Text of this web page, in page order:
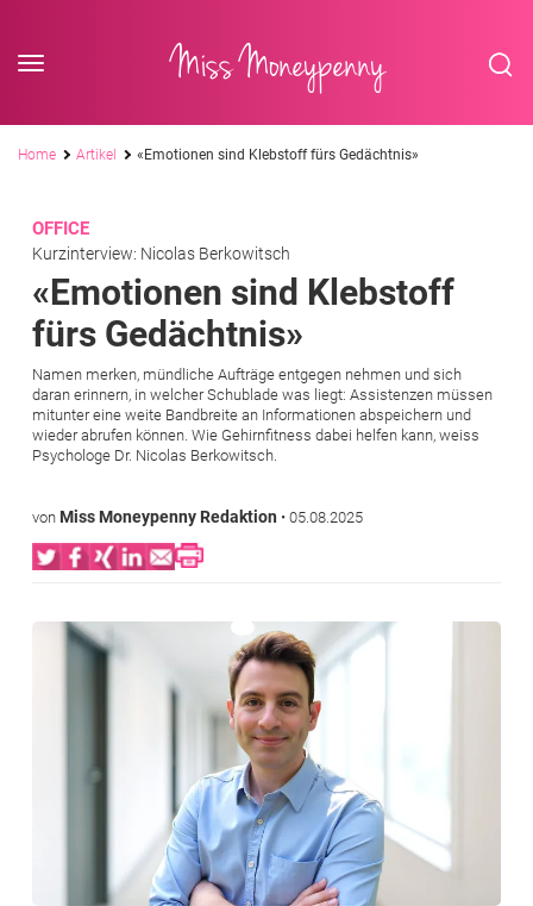
Miss Moneypenny
Pfadnavigation
Home Artikel «Emotionen sind Klebstoff fürs Gedächtnis»
OFFICE
Kurzinterview: Nicolas Berkowitsch
«Emotionen sind Klebstoff
fürs Gedächtnis»
Namen merken, mündliche Aufträge entgegen nehmen und sich
daran erinnern, in welcher Schublade was liegt: Assistenzen müssen
mitunter eine weite Bandbreite an Informationen abspeichern und
wieder abrufen können. Wie Gehirnfitness dabei helfen kann, weiss
Psychologe Dr. Nicolas Berkowitsch.
von Miss Moneypenny Redaktion • 05.08.2025